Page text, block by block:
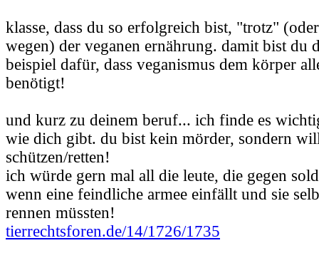
klasse, dass du so erfolgreich bist, "trotz"
wegen) der veganen ernährung. damit bist du
beispiel dafür, dass veganismus dem körper
benötigt!
und kurz zu deinem beruf... ich finde es
wie dich gibt. du bist kein mörder, sondern
schützen/retten!
ich würde gern mal all die leute, die gegen
wenn eine feindliche armee einfällt und sie
rennen müssten!
tierrechtsforen.de/14/1726/1735